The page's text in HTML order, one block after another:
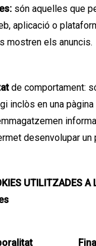
són aquelles que
aplicació o
mostren els anuncis.
de comportament:
inclòs en una
desenvolupar
UTILITZADES A
tat